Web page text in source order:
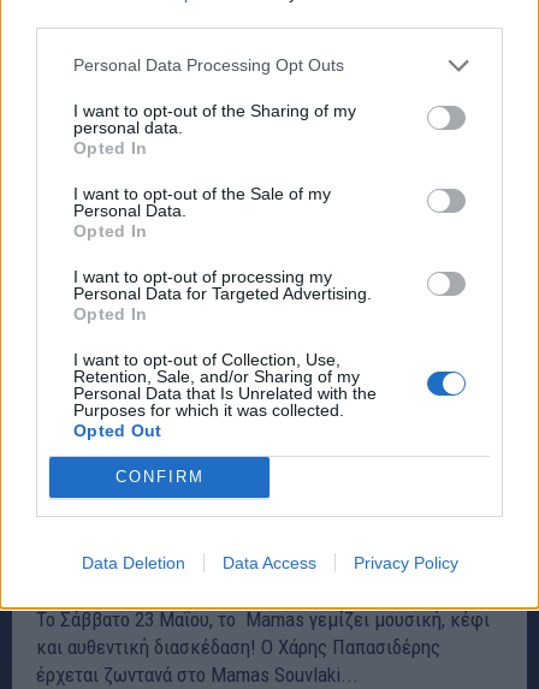
Personal Data Processing Opt Outs
I want to opt-out of the Sharing of my
personal data.
Opted In
I want to opt-out of the Sale of my
Personal Data.
Opted In
I want to opt-out of processing my
Personal Data for Targeted Advertising.
Opted In
I want to opt-out of Collection, Use,
Retention, Sale, and/or Sharing of my
Personal Data that Is Unrelated with the
Purposes for which it was collected.
Opted Out
CONFIRM
Data Deletion Data Access Privacy Policy
μαζί του μεγαλύτερες μέρες, όμορφες στιγμές με
φίλους και οικογένεια...
Ραφήνα: Live Βραδιά στο Mamas με τον Χάρη
Το Σάββατο 23 Μαΐου, το Mamas γεμίζει μουσική, κέφι
και αυθεντική διασκέδαση! Ο Χάρης Παπασιδέρης
έρχεται ζωντανά στο Mamas Souvlaki...